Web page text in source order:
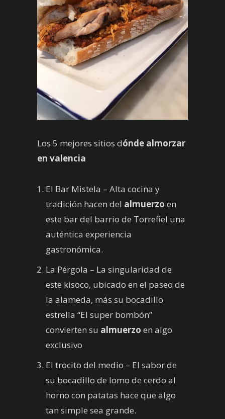
Los 5 mejores sitios dónde almorzar
en valencia
El Bar Mistela – Alta cocina y
tradición hacen del almuerzo en
este bar del barrio de Torrefiel una
auténtica experiencia
gastronómica.
La Pérgola – La singularidad de
este kisoco, ubicado en el paseo de
la alameda, más su bocadillo
estrella “El super bombón”
convierten su almuerzo en algo
exclusivo
El trocito del medio – El sabor de
su bocadillo de lomo de cerdo al
horno con patatas hace que algo
tan simple sea grande.